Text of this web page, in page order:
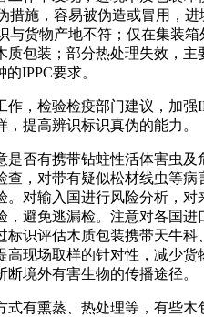
措施，容易被伪造或冒用，
与货物产地不符；仅在集装
质包装；部分热处理失效，
IPPC要求。
作，检验检疫部门建议，加强
提高辨识标识真伪的能力。
是否有携带钻蛀性活体害虫及
查，对带有疑似松材线虫等
。对输入国进行风险分析，
避免逃漏检。注意对各国进
标识评估木质包装携带天牛
高现场取样的针对性，减少货
境外有害生物的传播途径。
有熏蒸、热处理等，有些木